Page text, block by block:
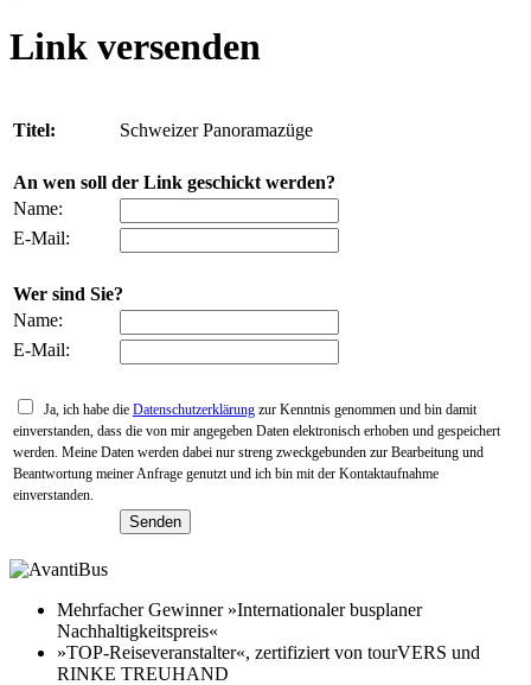
Link versenden
Titel: Schweizer Panoramazüge
An wen soll der Link geschickt werden?
Name:
E-Mail:
Wer sind Sie?
Name:
E-Mail:
Ja, ich habe die Datenschutzerklärung zur Kenntnis genommen und bin damit
einverstanden, dass die von mir angegeben Daten elektronisch erhoben und gespeichert
werden. Meine Daten werden dabei nur streng zweckgebunden zur Bearbeitung und
Beantwortung meiner Anfrage genutzt und ich bin mit der Kontaktaufnahme
einverstanden.
Mehrfacher Gewinner »Internationaler busplaner
Nachhaltigkeitspreis«
»TOP-Reiseveranstalter«, zertifiziert von tourVERS und
RINKE TREUHAND